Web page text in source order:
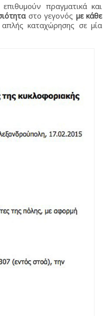
επιθυμούν πραγματικά και
στο γεγονός με κάθε
καταχώρησης σε μία